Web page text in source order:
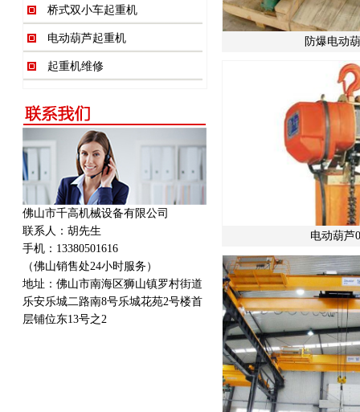
桥式双小车起重机
电动葫芦起重机
起重机维修
佛山市千高机械设备有限公司
联系人：胡先生
手机：13380501616
（佛山销售处24小时服务）
地址： 佛山市南海区狮山镇罗村街道
乐安乐城二路南8号乐城花苑2号楼首
层铺位东13号之2
防爆电动
电动葫芦